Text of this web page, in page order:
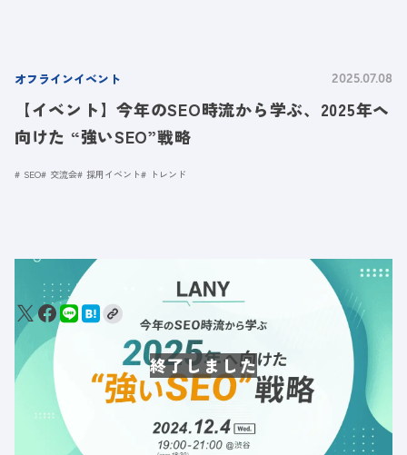
オフラインイベント 2025.07.08
【イベント】今年のSEO時流から学ぶ、2025年ヘ
向けた “強いSEO”戦略
SEO 交流会 採用イベント トレンド